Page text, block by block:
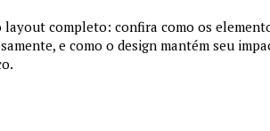
completo: confira como os
e como o design mantém seu